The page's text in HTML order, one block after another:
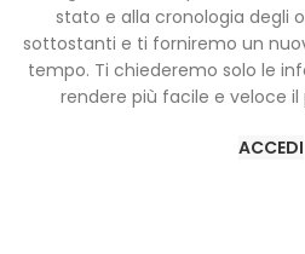
stato e alla cronologia degli
sottostanti e ti forniremo un
tempo. Ti chiederemo solo le
rendere più facile e veloce
ACCEDI